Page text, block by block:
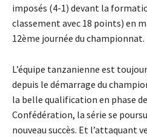
imposés (4-1) devant la
classement avec 18 points) en
12ème journée du championnat.
L’équipe tanzanienne est
depuis le démarrage du
la belle qualification en phase
Confédération, la série se
nouveau succès. Et l’attaquant